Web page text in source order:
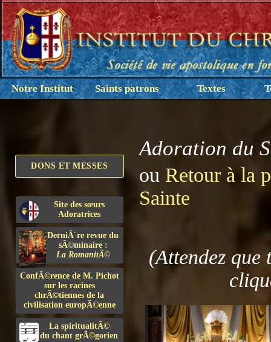
Notre Institut Saints patrons Textes
DONS ET MESSES
Site des sœurs
Adoratrices
DerniÃ¨re revue du
sÃ©minaire :
La RomanitÃ©
ConfÃ©rence de M. Pichot
sur les racines
chrÃ©tiennes de la
civilisation europÃ©enne
La spiritualitÃ©
du chant grÃ©gorien
Adoration du
ou Retour à la
Sainte
(Attendez que